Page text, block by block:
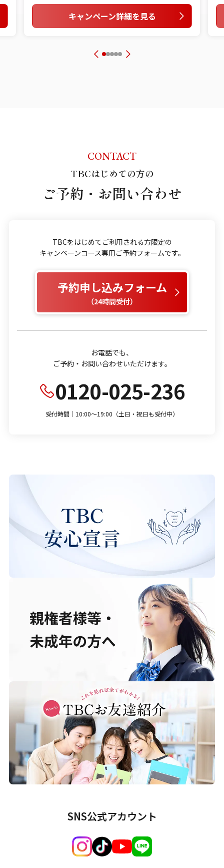
キャンペーン詳細を見る
CONTACT
TBCはじめての方の
ご予約・お問い合わせ
TBCをはじめてご利用される方限定の
キャンペーンコース専用ご予約フォームです。
予約申し込みフォーム
（24時間受付）
お電話でも、
ご予約・お問い合わせいただけます。
0120-025-236
受付時間｜10:00～19:00（土日・祝日も受付中）
SNS公式アカウント